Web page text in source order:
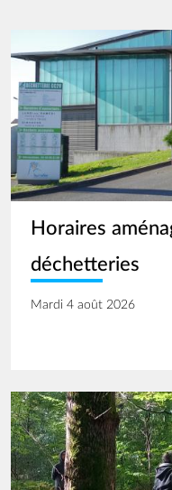
Horaires
déchetteries
Mardi 4 août 2026
Image